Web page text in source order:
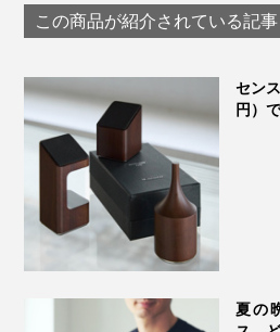
毎日使うグラスに、ゲストへの
への贈り物に、いつもと違う“一
KIKIME
この商品が紹介されている記事
セン
円）
夏の